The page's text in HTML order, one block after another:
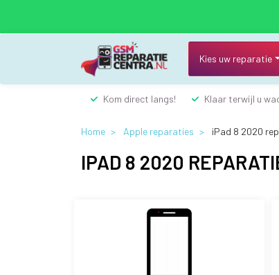
naar
Kies uw reparatie
Kom direct langs! Klaar terwijl u
Home Apple reparaties iPad 8 2020
IPAD 8 2020